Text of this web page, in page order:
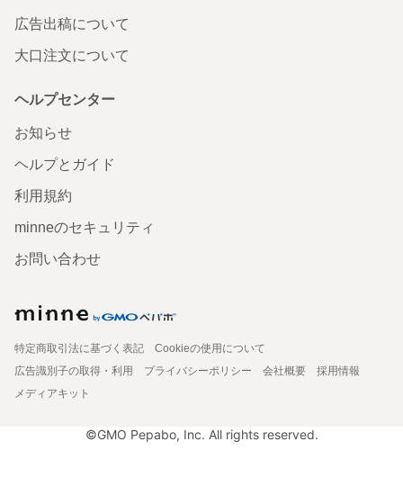
広告出稿について
大口注文について
ヘルプセンター
お知らせ
ヘルプとガイド
利用規約
minneのセキュリティ
お問い合わせ
特定商取引法に基づく表記
Cookieの使用について
広告識別子の取得・利用
プライバシーポリシー 会社概要
採用情報
メディアキット
©GMO Pepabo, Inc. All rights reserved.